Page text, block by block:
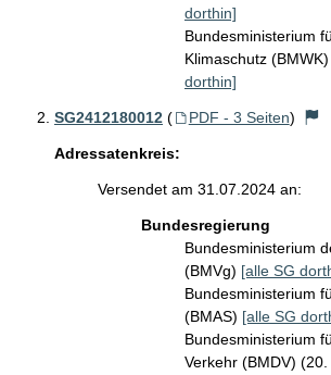
dorthin]
Bundesministerium
Klimaschutz
dorthin]
SG2412180012 ( PDF - 3 Seiten)
Adressatenkreis:
Versendet am 31.07.2024 an:
Bundesregierung
Bundesministerium
(BMVg) [alle SG
Bundesministerium
(BMAS) [alle SG
Bundesministerium
Verkehr (BMDV) (20.